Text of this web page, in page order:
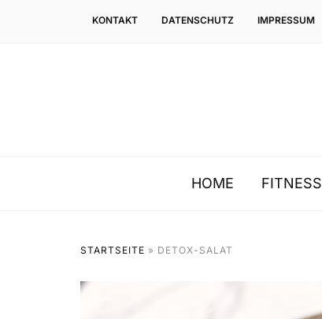
KONTAKT DATENSCHUTZ IMPRESSUM
HOME FITNESS
STARTSEITE » DETOX-SALAT